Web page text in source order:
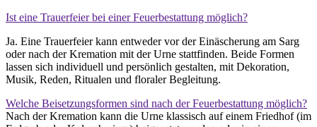
Ist eine Trauerfeier bei einer Feuerbestattung möglich?
Ja. Eine Trauerfeier kann entweder vor der Einäscherung am Sarg
oder nach der Kremation mit der Urne stattfinden. Beide Formen
lassen sich individuell und persönlich gestalten, mit Dekoration,
Musik, Reden, Ritualen und floraler Begleitung.
Welche Beisetzungsformen sind nach der Feuerbestattung möglich?
Nach der Kremation kann die Urne klassisch auf einem Friedhof (im